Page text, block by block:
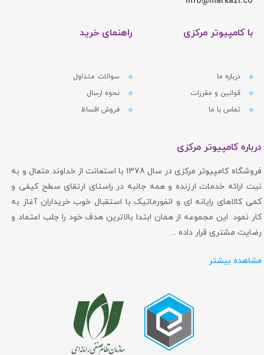
با کامپیوتر مرکزی
درباره ما
قوانین و مقررات
تماس با ما
راهنمای خرید
سوالات متداول
نحوه ارسال
فروش اقساط
درباره کامپیوتر مرکزی
فروشگاه کامپیوتر مرکزی در سال 1378 با استعانت از خداوند متعال و به
نیت ارائه خدمات ارزنده و همه جانبه در راستای ارتقای سطح کیفی و
کمی کالاهای رایانه ای و انفورماتیک با استقبال خوب خریداران آغاز به
کار نمود. این مجموعه از همان ابتدا بالاترین هدف خود را جلب اعتماد و
رضایت مشتری قرار داده ...
مشاهده بیشتر